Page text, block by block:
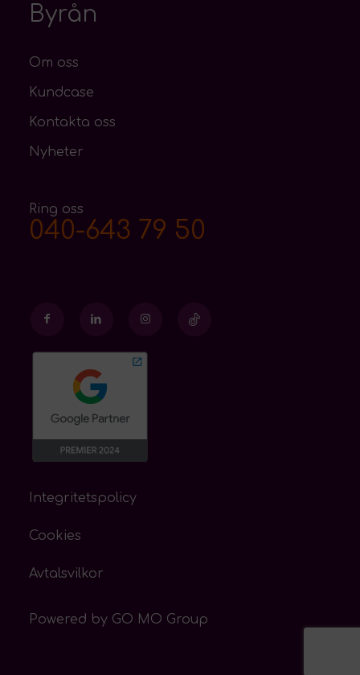
Byrån
Om oss
Kundcase
Kontakta oss
Nyheter
Ring oss
040-643 79 50
Integritetspolicy
Cookies
Avtalsvilkor
Powered by GO MO Group